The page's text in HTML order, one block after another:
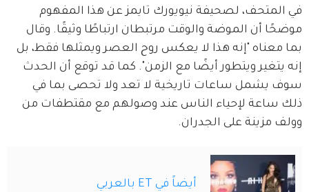
في المتحف، لصحيفة نيويورك تايمز عن هذا المفهوم
موضحًا أن الموضة والوقت مرتبطان ارتباطًا وثيقًا. وقال
بما معناه "إنه هذا لا يعكس روح العصر ويمثلها فقط، بل
إنه يتغير ويتطور أيضًا مع الزمن". كما قد توقع أن الحدث
سوف يشمل ساعات تاريخية لا تعد ولا تحصى بما في
ذلك ساعة لإحياء الناس عند وصولهم مع مقتطفات من
وولف مزينة على الجدران.
أيضاً في ET بالعربي